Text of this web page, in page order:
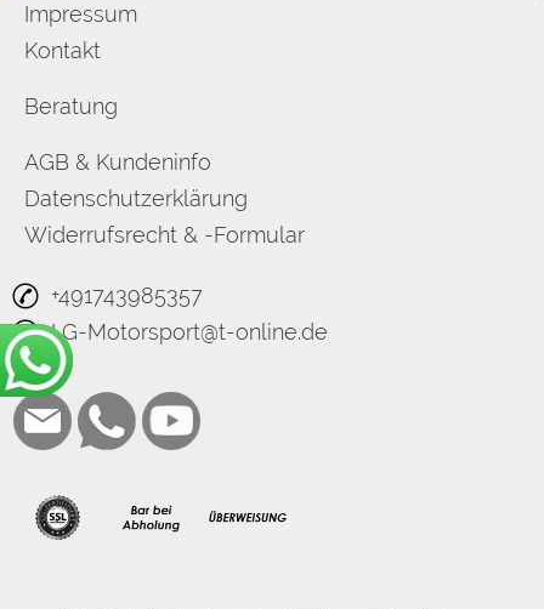
Impressum
Kontakt
Beratung
AGB & Kundeninfo
Datenschutzerklärung
Widerrufsrecht & -Formular
+491743985357
LG-Motorsport@t-online.de